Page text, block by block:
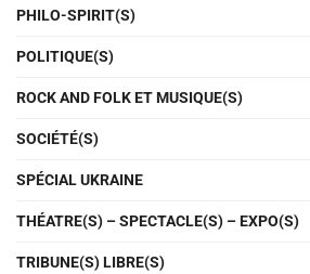
PHILO-SPIRIT(S)
POLITIQUE(S)
ROCK AND FOLK ET MUSIQUE(S)
SOCIÉTÉ(S)
SPÉCIAL UKRAINE
THÉATRE(S) – SPECTACLE(S) – EXPO(S)
TRIBUNE(S) LIBRE(S)